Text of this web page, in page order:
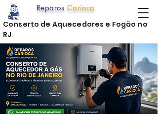
Reparos Carioca
Conserto de Aquecedores e Fogão no
RJ